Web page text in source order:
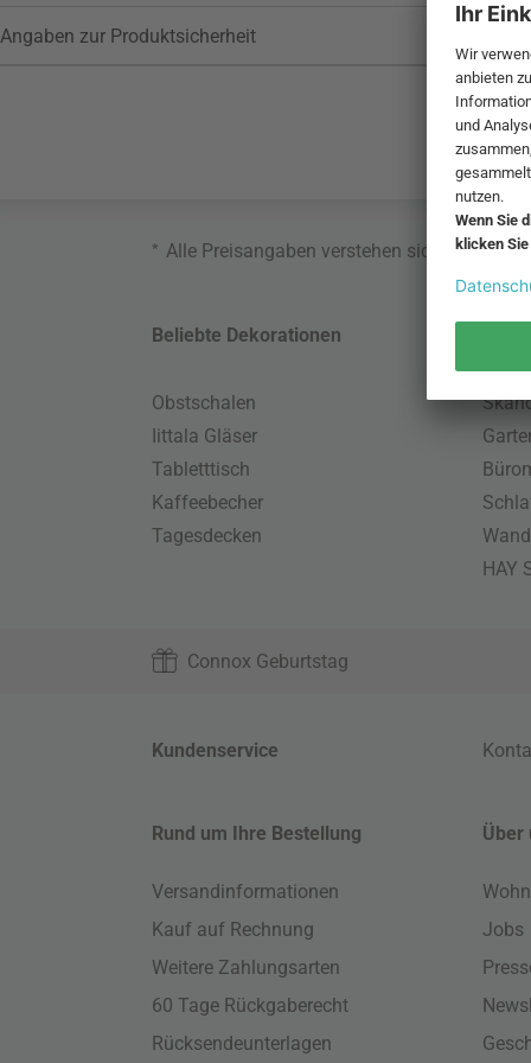
Angaben zur Produktsicherheit
* Alle Preisangaben verstehen sich inklusive
Beliebte Dekorationen
Obstschalen
Iittala Gläser
Tabletttisch
Kaffeebecher
Tagesdecken
HAY
Connox Geburtstag
Kundenservice
Rund um Ihre Bestellung
Versandinformationen
Kauf auf Rechnung
Weitere Zahlungsarten
60 Tage Rückgaberecht
Rücksendeunterlagen
Über
Jobs